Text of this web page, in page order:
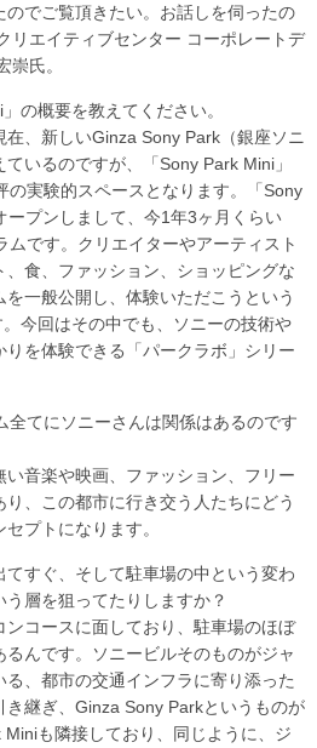
でご覧頂きたい。お話しを伺ったの
リエイティブセンター コーポレートデ
崇氏。
の概要を教えてください。
、新しいGinza Sony Park（銀座ソニ
いるのですが、「Sony Park Mini」
の実験的スペースとなります。「Sony
ープンしまして、今1年3ヶ月くらい
ムです。クリエイターやアーティスト
食、ファッション、ショッピングな
一般公開し、体験いただこうという
今回はその中でも、ソニーの技術や
を体験できる「パークラボ」シリー
てにソニーさんは関係はあるのです
音楽や映画、ファッション、フリー
、この都市に行き交う人たちにどう
プトになります。
すぐ、そして駐車場の中という変わ
層を狙ってたりしますか？
コースに面しており、駐車場のほぼ
んです。ソニービルそのものがジャ
、都市の交通インフラに寄り添った
き継ぎ、Ginza Sony Parkというものが
も隣接しており、同じように、ジ